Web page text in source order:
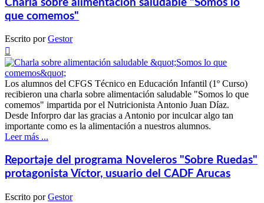
Charla sobre alimentación saludable "Somos lo
que comemos"
Escrito porGestor

Los alumnos del CFGS Técnico en Educación Infantil (1º Curso)
recibieron una charla sobre alimentación saludable "Somos lo que
comemos" impartida por el Nutricionista Antonio Juan Díaz.
Desde Inforpro dar las gracias a Antonio por inculcar algo tan
importante como es la alimentación a nuestros alumnos.
Leer más ...
Reportaje del programa Noveleros "Sobre Ruedas"
protagonista Víctor, usuario del CADF Arucas
Escrito porGestor